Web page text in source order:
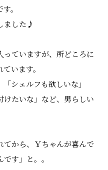
。
ました♪
ていますが、所どころに
います。
シェルフも欲しいな」
けたいな」など、男らしい
てから、Ｙちゃんが喜んで
す」と。。